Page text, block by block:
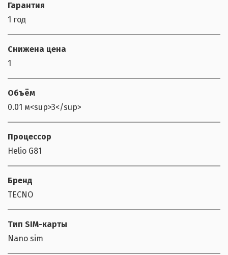
Гарантия
1 год
Снижена цена
1
Объём
0.01 м<sup>3</sup>
Процессор
Helio G81
Бренд
TECNO
Тип SIM-карты
Nano sim